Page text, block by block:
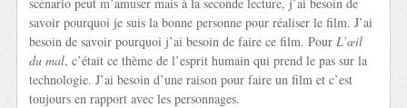
savoir pourquoi je suis la bonne personne pour réaliser le film. J’ai
besoin de savoir pourquoi j’ai besoin de faire ce film. Pour L’œil
du mal, c’était ce thème de l’esprit humain qui prend le pas sur la
technologie. J’ai besoin d’une raison pour faire un film et c’est
toujours en rapport avec les personnages.